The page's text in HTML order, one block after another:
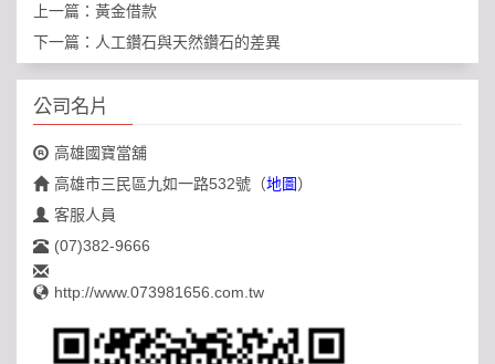
上一篇： 黃金借款
下一篇： 人工鑽石與天然鑽石的差異
公司名片
高雄國寶當舖
高雄市三民區九如一路532號 （地圖）
客服人員
(07)382-9666
http://www.073981656.com.tw